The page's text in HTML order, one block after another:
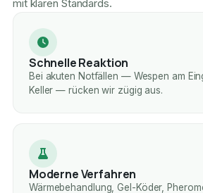
mit klaren Standards.
Schnelle Reaktion
Bei akuten Notfällen — Wespen am
Keller — rücken wir zügig aus.
Moderne Verfahren
Wärmebehandlung, Gel-Köder,